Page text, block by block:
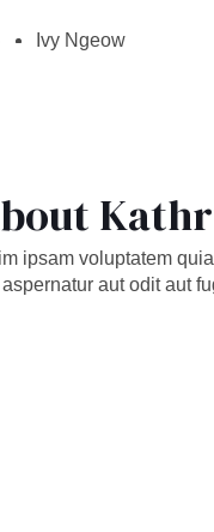
Ivy Ngeow
ipsam voluptatem
aspernatur aut odit aut